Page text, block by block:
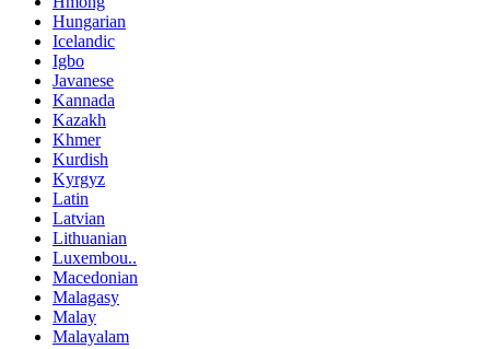
Hungarian
Icelandic
Igbo
Javanese
Kannada
Kazakh
Khmer
Kurdish
Kyrgyz
Latin
Latvian
Lithuanian
Luxembou..
Macedonian
Malagasy
Malay
Malayalam